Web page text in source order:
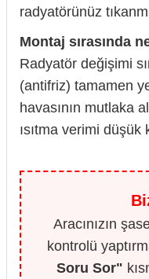
radyatörünüz
Montaj sırasında
Radyatör değişimi
(antifriz) tamamen
havasının mutlaka
ısıtma verimi düşük
Aracınızın
kontrolü
Soru Sor"